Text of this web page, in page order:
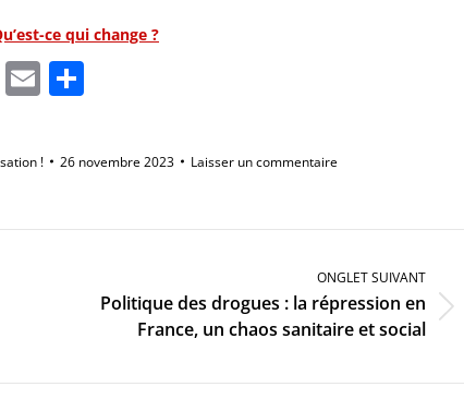
ce qui change ?
Copy
Link
Email
! 26 novembre 2023 Laisser un commentaire
ONGLET SUIVANT
Politique des drogues : la répression en
France, un chaos sanitaire et social